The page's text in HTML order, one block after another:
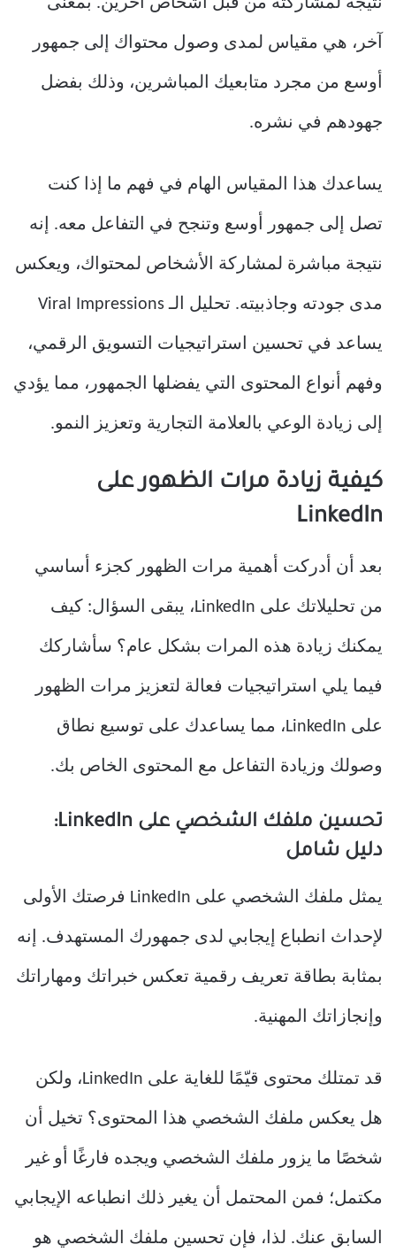
نتيجة لمشاركته من قبل أشخاص آخرين. بمعنى
آخر، هي مقياس لمدى وصول محتواك إلى جمهور
أوسع من مجرد متابعيك المباشرين، وذلك بفضل
جهودهم في نشره.
يساعدك هذا المقياس الهام في فهم ما إذا كنت
تصل إلى جمهور أوسع وتنجح في التفاعل معه. إنه
نتيجة مباشرة لمشاركة الأشخاص لمحتواك، ويعكس
مدى جودته وجاذبيته. تحليل الـ Viral Impressions
يساعد في تحسين استراتيجيات التسويق الرقمي،
وفهم أنواع المحتوى التي يفضلها الجمهور، مما يؤدي
إلى زيادة الوعي بالعلامة التجارية وتعزيز النمو.
كيفية زيادة مرات الظهور على
LinkedIn
بعد أن أدركت أهمية مرات الظهور كجزء أساسي
من تحليلاتك على LinkedIn، يبقى السؤال: كيف
يمكنك زيادة هذه المرات بشكل عام؟ سأشاركك
فيما يلي استراتيجيات فعالة لتعزيز مرات الظهور
على LinkedIn، مما يساعدك على توسيع نطاق
وصولك وزيادة التفاعل مع المحتوى الخاص بك.
تحسين ملفك الشخصي على LinkedIn:
دليل شامل
يمثل ملفك الشخصي على LinkedIn فرصتك الأولى
لإحداث انطباع إيجابي لدى جمهورك المستهدف. إنه
بمثابة بطاقة تعريف رقمية تعكس خبراتك ومهاراتك
وإنجازاتك المهنية.
قد تمتلك محتوى قيّمًا للغاية على LinkedIn، ولكن
هل يعكس ملفك الشخصي هذا المحتوى؟ تخيل أن
شخصًا ما يزور ملفك الشخصي ويجده فارغًا أو غير
مكتمل؛ فمن المحتمل أن يغير ذلك انطباعه الإيجابي
السابق عنك. لذا، فإن تحسين ملفك الشخصي هو